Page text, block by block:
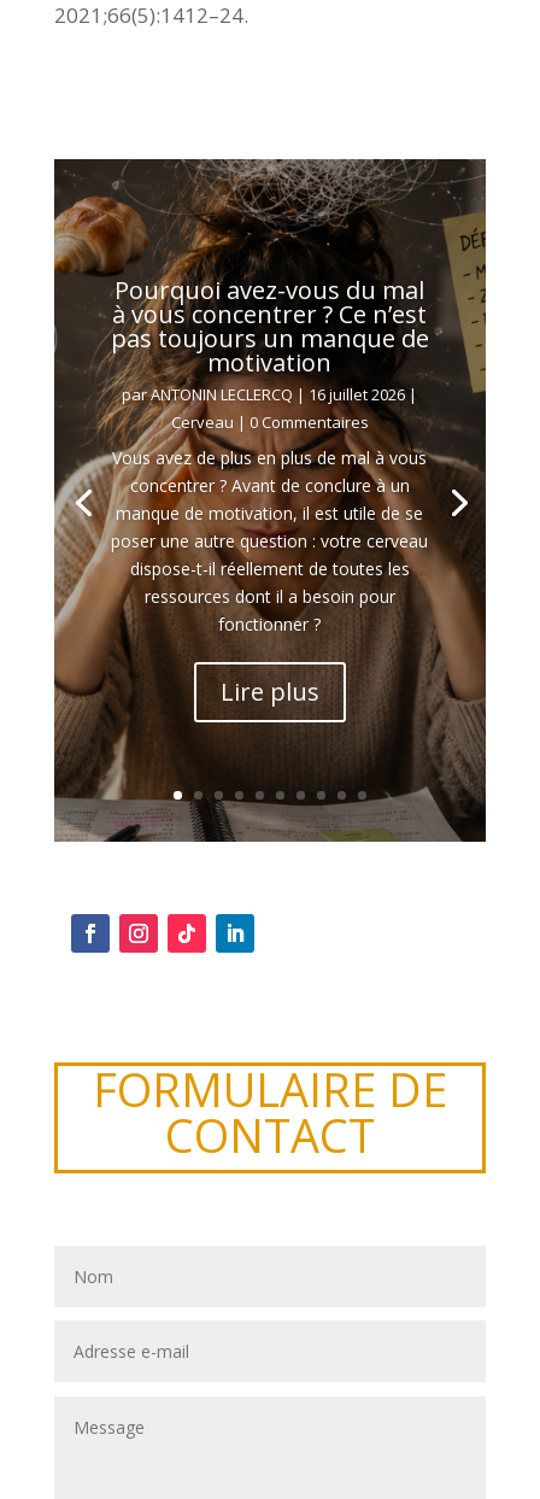
2021;66(5):1412–24.
Pourquoi avez-vous du mal
à vous concentrer ? Ce n’est
pas toujours un manque de
motivation
parANTONIN LECLERCQ|16 juillet 2026 |
Cerveau | 0 Commentaires
Vous avez de plus en plus de mal à vous
concentrer ? Avant de conclure à un
manque de motivation, il est utile de se
poser une autre question : votre cerveau
dispose-t-il réellement de toutes les
ressources dont il a besoin pour
fonctionner ?
Lire plus
FORMULAIRE DE
CONTACT